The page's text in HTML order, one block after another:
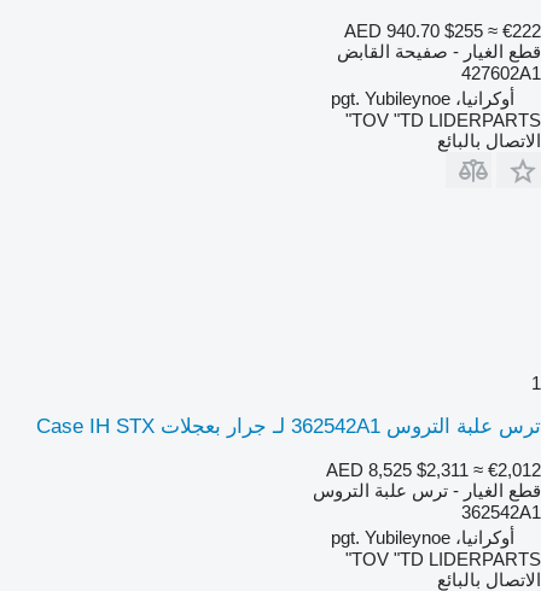
AED 940.70 $255 ≈ €222
قطع الغيار - صفيحة القابض
427602A1
أوكرانيا، pgt. Yubileynoe
TOV "TD LIDERPARTS"
الاتصال بالبائع
1
ترس علبة التروس 362542A1 لـ جرار بعجلات Case IH STX
AED 8,525 $2,311 ≈ €2,012
قطع الغيار - ترس علبة التروس
362542A1
أوكرانيا، pgt. Yubileynoe
TOV "TD LIDERPARTS"
الاتصال بالبائع